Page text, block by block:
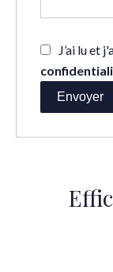
J’ai lu et
Envoyer